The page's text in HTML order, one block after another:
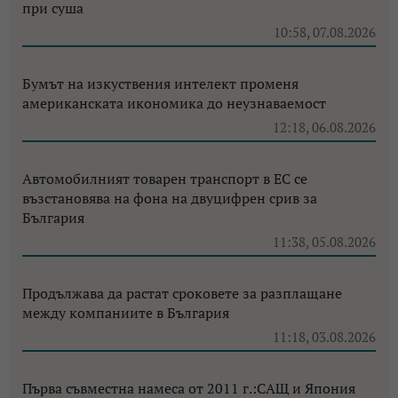
при суша
10:58, 07.08.2026
Бумът на изкуствения интелект променя
американската икономика до неузнаваемост
12:18, 06.08.2026
Автомобилният товарен транспорт в ЕС се
възстановява на фона на двуцифрен срив за
България
11:38, 05.08.2026
Продължава да растат сроковете за разплащане
между компаниите в България
11:18, 03.08.2026
Първа съвместна намеса от 2011 г.:САЩ и Япония